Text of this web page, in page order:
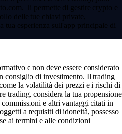
Ti permette di gestire crypto e
delle tue chiavi private,
tua esperienza sull'app principale di
e non deve essere considerato
consiglio di investimento. Il trading
la volatilità dei prezzi e i rischi di
trading, considera la tua propensione
e altri vantaggi citati in
a requisiti di idoneità, possesso
ai termini e alle condizioni